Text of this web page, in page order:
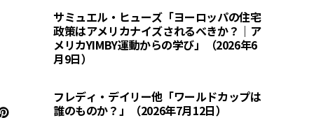
サミュエル・ヒューズ「ヨーロッパの住宅
政策はアメリカナイズされるべきか？｜ア
メリカYIMBY運動からの学び」（2026年6
月9日）
フレディ・デイリー他「ワールドカップは
誰のものか？」（2026年7月12日）